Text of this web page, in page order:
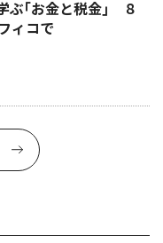
ぶ｢お金と税金｣ ８
ィコで